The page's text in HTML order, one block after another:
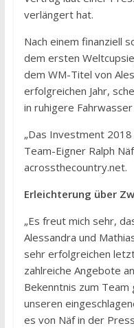
verlängert hat.
Nach einem finanziell
dem ersten
dem WM-Titel von
erfolgreichen Jahr,
in ruhigere
„Das Investment
Team-Eigner Ralph
acrossthecountry.net.
Erleichterung über
„Es freut mich sehr,
Alessandra und
sehr erfolgreichen
zahlreiche Angebote
Bekenntnis zum
unseren
es von Näf in der